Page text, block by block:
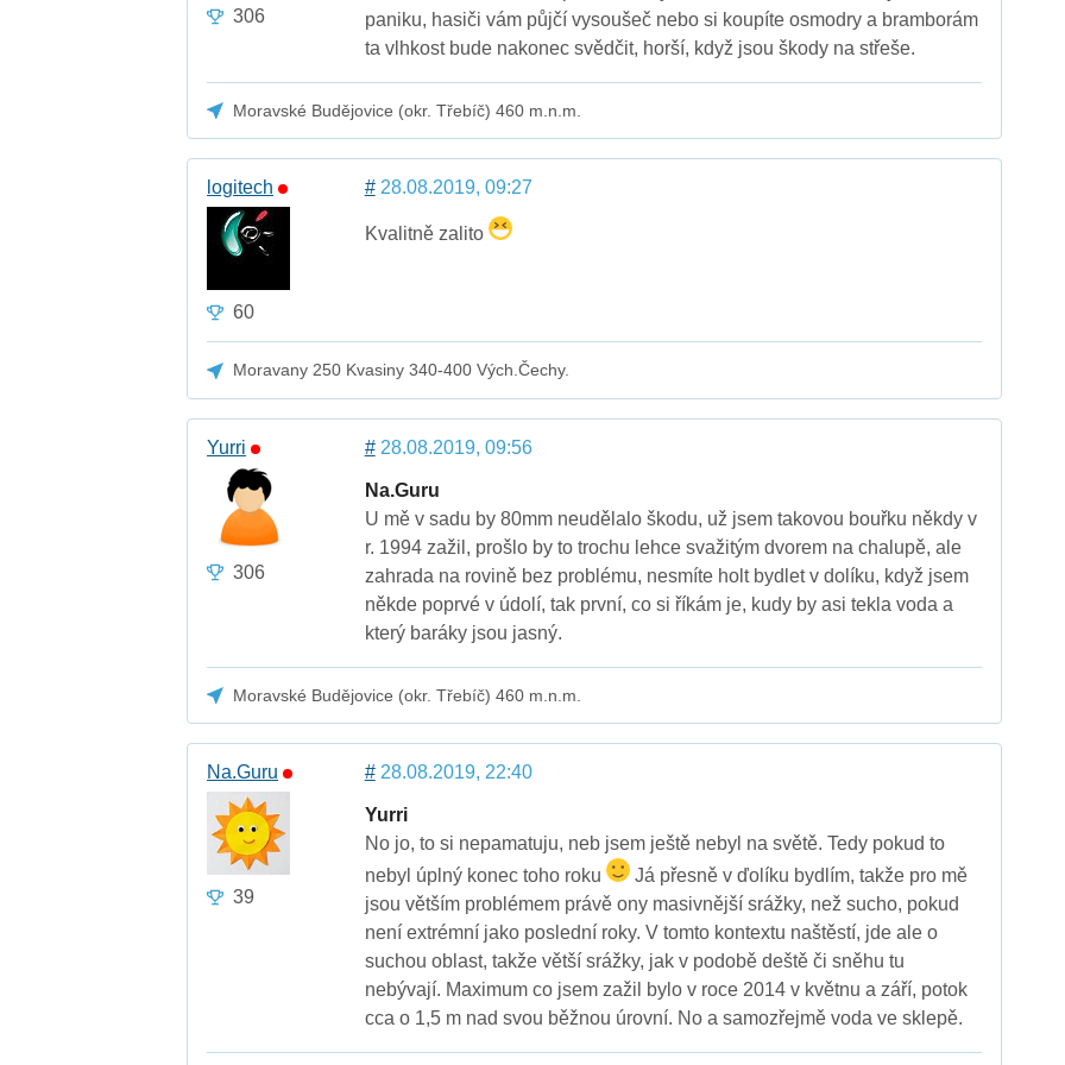
306
paniku, hasiči vám půjčí vysoušeč nebo si koupíte osmodry a bramborám
ta vlhkost bude nakonec svědčit, horší, když jsou škody na střeše.
Moravské Budějovice (okr. Třebíč) 460 m.n.m.
logitech
60
#28.08.2019, 09:27
Kvalitně zalito
Moravany 250 Kvasiny 340-400 Vých.Čechy.
Yurri
306
#28.08.2019, 09:56
Na.Guru
U mě v sadu by 80mm neudělalo škodu, už jsem takovou bouřku někdy v
r. 1994 zažil, prošlo by to trochu lehce svažitým dvorem na chalupě, ale
zahrada na rovině bez problému, nesmíte holt bydlet v dolíku, když jsem
někde poprvé v údolí, tak první, co si říkám je, kudy by asi tekla voda a
který baráky jsou jasný.
Moravské Budějovice (okr. Třebíč) 460 m.n.m.
Na.Guru
39
#28.08.2019, 22:40
Yurri
No jo, to si nepamatuju, neb jsem ještě nebyl na světě. Tedy pokud to
nebyl úplný konec toho roku
Já přesně v ďolíku bydlím, takže pro mě
jsou větším problémem právě ony masivnější srážky, než sucho, pokud
není extrémní jako poslední roky. V tomto kontextu naštěstí, jde ale o
suchou oblast, takže větší srážky, jak v podobě deště či sněhu tu
nebývají. Maximum co jsem zažil bylo v roce 2014 v květnu a září, potok
cca o 1,5 m nad svou běžnou úrovní. No a samozřejmě voda ve sklepě.